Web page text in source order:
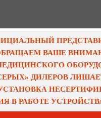
ВАШЕ
ДИЛЕРОВ
В РАБОТЕ